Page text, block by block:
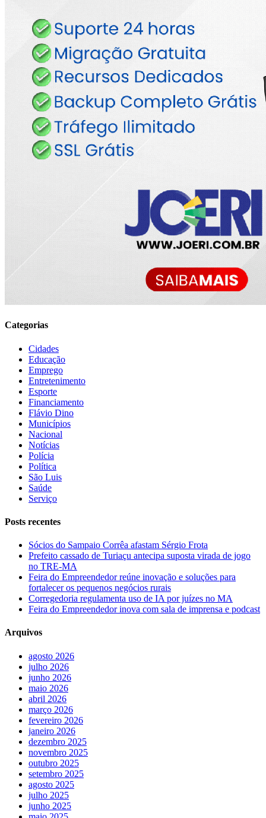
Categorias
Cidades
Educação
Emprego
Entretenimento
Esporte
Financiamento
Flávio Dino
Municípios
Nacional
Notícias
Polícia
Política
São Luis
Saúde
Serviço
Posts recentes
Sócios do Sampaio Corrêa afastam Sérgio Frota
Prefeito cassado de Turiaçu antecipa suposta virada de jogo
no TRE-MA
Feira do Empreendedor reúne inovação e soluções para
fortalecer os pequenos negócios rurais
Corregedoria regulamenta uso de IA por juízes no MA
Feira do Empreendedor inova com sala de imprensa e podcast
Arquivos
agosto 2026
julho 2026
junho 2026
maio 2026
abril 2026
março 2026
fevereiro 2026
janeiro 2026
dezembro 2025
novembro 2025
outubro 2025
setembro 2025
agosto 2025
julho 2025
junho 2025